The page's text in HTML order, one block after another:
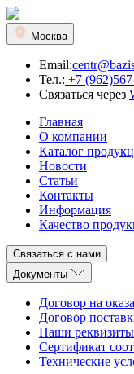
Москва
Email:
Тел.: +7
Связаться через
Главная
О компании
Каталог
Новости
Статьи
Контакты
Информация
Качество
Связаться с нами
Документы
Договор на
Договор
Наши реквизиты
Сертификат
Технические